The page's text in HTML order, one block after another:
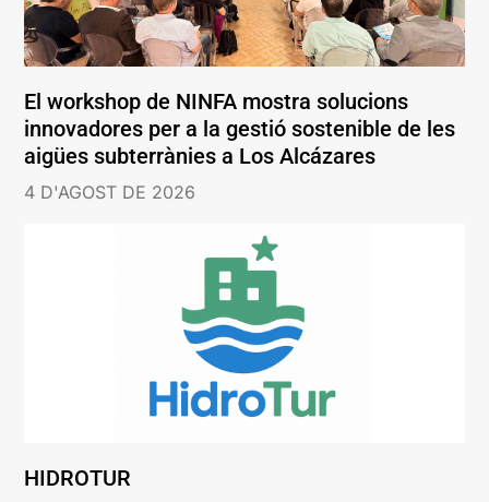
El workshop de NINFA mostra solucions
innovadores per a la gestió sostenible de les
aigües subterrànies a Los Alcázares
4 D'AGOST DE 2026
HIDROTUR